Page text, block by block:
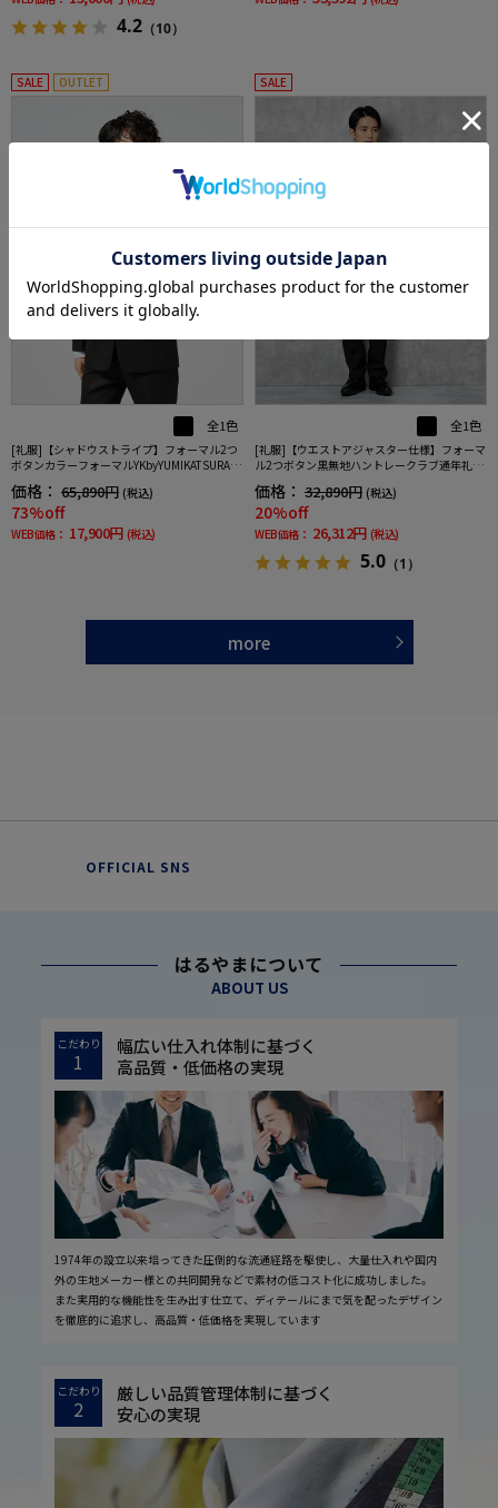
4.2 （10）
SALE OUTLET
全1色
[礼服]【シャドウストライプ】フォーマル2つ
ボタンカラーフォーマルYKbyYUMIKATSURAセ
レモニー通年礼服
価格： 65,890円 (税込)
73%off
WEB価格： 17,900円 (税込)
SALE
全1色
[礼服]【ウエストアジャスター仕様】フォーマ
ル2つボタン黒無地ハントレークラブ通年礼服
【定番】
価格： 32,890円 (税込)
20%off
WEB価格： 26,312円 (税込)
5.0 （1）
more
OFFICIAL SNS
はるやまについて
ABOUT US
こだわり
1
幅広い仕入れ体制に基づく
高品質・低価格の実現
1974年の設立以来培ってきた圧倒的な流通経路を駆使し、大量仕入れや国内
外の生地メーカー様との共同開発などで素材の低コスト化に成功しました。
また実用的な機能性を生み出す仕立て、ディテールにまで気を配ったデザイン
を徹底的に追求し、高品質・低価格を実現しています
こだわり
2
厳しい品質管理体制に基づく
安心の実現